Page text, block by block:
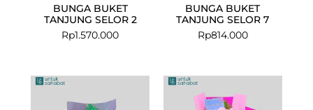
BUNGA BUKET
TANJUNG SELOR 2
Rp1.570.000
BUNGA BUKET
TANJUNG SELOR 7
Rp814.000